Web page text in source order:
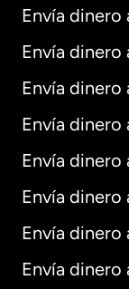
Envía dinero
Envía dinero
Envía dinero
Envía dinero
Envía dinero
Envía dinero
Envía dinero
Envía dinero